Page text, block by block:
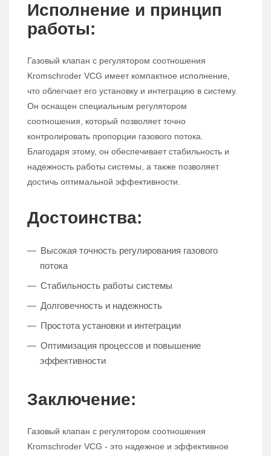
Исполнение и принцип
работы:
Газовый клапан с регулятором соотношения
Kromschroder VCG имеет компактное исполнение,
что облегчает его установку и интеграцию в систему.
Он оснащен специальным регулятором
соотношения, который позволяет точно
контролировать пропорции газового потока.
Благодаря этому, он обеспечивает стабильность и
надежность работы системы, а также позволяет
достичь оптимальной эффективности.
Достоинства:
Высокая точность регулирования газового
потока
Стабильность работы системы
Долговечность и надежность
Простота установки и интеграции
Оптимизация процессов и повышение
эффективности
Заключение:
Газовый клапан с регулятором соотношения
Kromschroder VCG - это надежное и эффективное